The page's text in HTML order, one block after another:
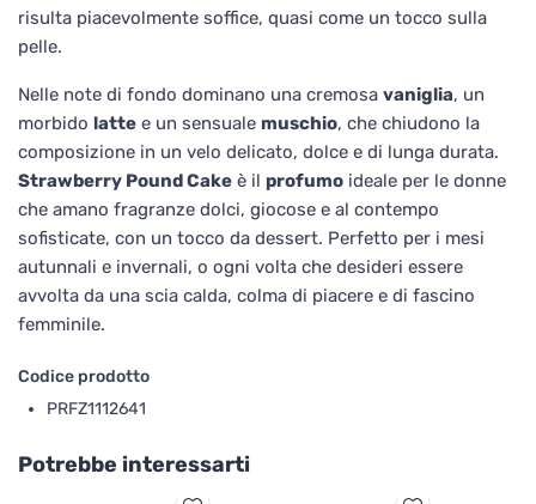
risulta piacevolmente soffice, quasi come un tocco sulla
pelle.
Nelle note di fondo dominano una cremosa vaniglia, un
morbido latte e un sensuale muschio, che chiudono la
composizione in un velo delicato, dolce e di lunga durata.
Strawberry Pound Cake è il profumo ideale per le donne
che amano fragranze dolci, giocose e al contempo
sofisticate, con un tocco da dessert. Perfetto per i mesi
autunnali e invernali, o ogni volta che desideri essere
avvolta da una scia calda, colma di piacere e di fascino
femminile.
Codice prodotto
PRFZ1112641
Potrebbe interessarti